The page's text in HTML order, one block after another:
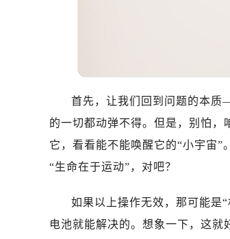
首先，让我们回到问题的本质
的一切都动弹不得。但是，别怕，
它，看看能不能唤醒它的“小宇宙”
“生命在于运动”，对吧？
如果以上操作无效，那可能是
电池就能解决的。想象一下，这就